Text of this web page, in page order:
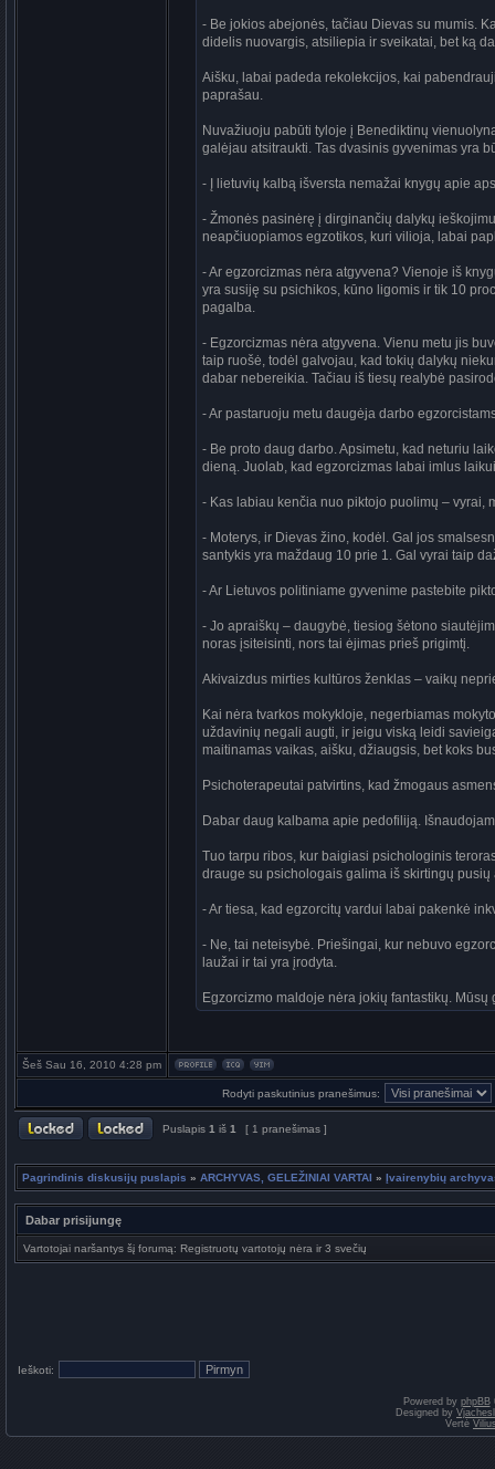
- Be jokios abejonės, tačiau Dievas su mumis.
didelis nuovargis, atsiliepia ir sveikatai, bet ką
Aišku, labai padeda rekolekcijos, kai
paprašau.
Nuvažiuoju pabūti tyloje į Benediktinų
galėjau atsitraukti. Tas dvasinis gyvenimas yra
- Į lietuvių kalbą išversta nemažai knygų apie
- Žmonės pasinėrę į dirginančių dalykų
neapčiuopiamos egzotikos, kuri vilioja, labai
- Ar egzorcizmas nėra atgyvena? Vienoje iš
yra susiję su psichikos, kūno ligomis ir tik 10
pagalba.
- Egzorcizmas nėra atgyvena. Vienu metu jis
taip ruošė, todėl galvojau, kad tokių dalykų
dabar nebereikia. Tačiau iš tiesų realybė
- Ar pastaruoju metu daugėja darbo
- Be proto daug darbo. Apsimetu, kad neturiu
dieną. Juolab, kad egzorcizmas labai imlus
- Kas labiau kenčia nuo piktojo puolimų – vyrai,
- Moterys, ir Dievas žino, kodėl. Gal jos
santykis yra maždaug 10 prie 1. Gal vyrai taip
- Ar Lietuvos politiniame gyvenime pastebite
- Jo apraiškų – daugybė, tiesiog šėtono
noras įsiteisinti, nors tai ėjimas prieš prigimtį.
Akivaizdus mirties kultūros ženklas – vaikų
Kai nėra tvarkos mokykloje, negerbiamas
uždavinių negali augti, ir jeigu viską leidi
maitinamas vaikas, aišku, džiaugsis, bet koks
Psichoterapeutai patvirtins, kad žmogaus
Dabar daug kalbama apie pedofiliją.
Tuo tarpu ribos, kur baigiasi psichologinis
drauge su psichologais galima iš skirtingų
- Ar tiesa, kad egzorcitų vardui labai pakenkė
- Ne, tai neteisybė. Priešingai, kur nebuvo
laužai ir tai yra įrodyta.
Egzorcizmo maldoje nėra jokių fantastikų. Mūsų
Šeš Sau 16, 2010 4:28 pm
Rodyti paskutinius pranešimus:
Puslapis 1 iš 1 [ 1 pranešimas ]
Pagrindinis diskusijų puslapis » ARCHYVAS, GELEŽINIAI VARTAI » Įvairenybių
Dabar prisijungę
Vartotojai naršantys šį forumą: Registruotų vartotojų nėra ir 3 svečių
Ieškoti:
Powered by phpBB
Designed by
Vertė